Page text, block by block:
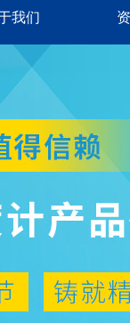
我们